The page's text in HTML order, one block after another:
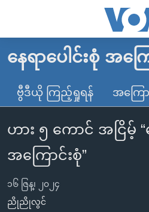
လွယ်ကူ
သည့်
များ
ပင်မ
သို့
ကျော်
မူလစာမျက်နှာ
မြန်မာ
ကမ္ဘာ့သတင်းများ
နိုင်ငံတကာ
အမေရိကန်
အစ္စရေး-ပါလက်စတိုင်း
ဗွီဒီယို
သတင်းလွတ်လပ်ခွင့်
ရပ်ဝန်းတခု လမ်းတခု အလွန်
အင်္ဂလိပ်စာလေ့လာမယ်
နေရာပေါင်းစုံ အကြ
ဗွီဒီယို ကြည့်ရှုရန် အကြော
ဟား ၅ ကောင် အငြိမ့် “
အကြောင်းစုံ”
၁၆ ဇြန္၊ ၂၀၂၄
ညိုညိုလွင်